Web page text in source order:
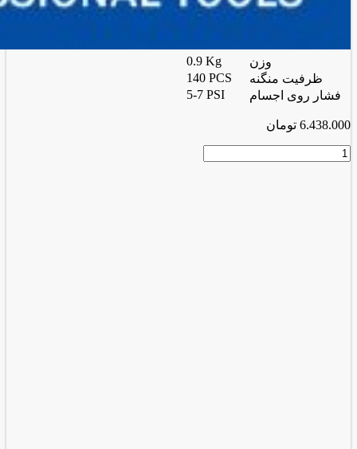
وزن
0.9 Kg
ظرفیت منگنه
140 PCS
فشار روی اجسام
5-7 PSI
6.438.000 تومان
منگنه